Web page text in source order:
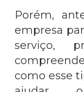
Porém,
empresa
serviço,
como esse